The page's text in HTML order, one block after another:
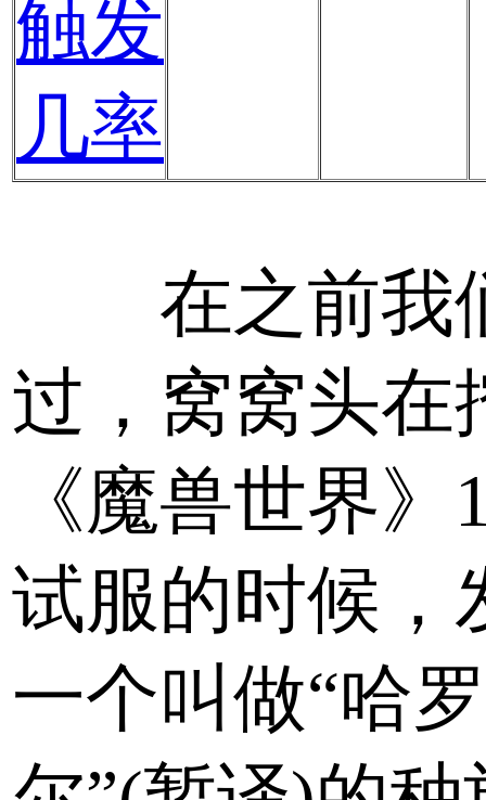
触发
几率
在之前我
过，窝窝头在
《魔兽世界》
试服的时候，
一个叫做“哈